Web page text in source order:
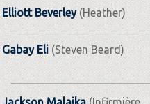
Elliott Beverley(Heather)
Gabay Eli(Steven Beard)